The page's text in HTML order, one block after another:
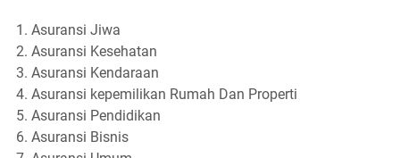
Asuransi Jiwa
Asuransi Kesehatan
Asuransi Kendaraan
Asuransi kepemilikan Rumah Dan Properti
Asuransi Pendidikan
Asuransi Bisnis